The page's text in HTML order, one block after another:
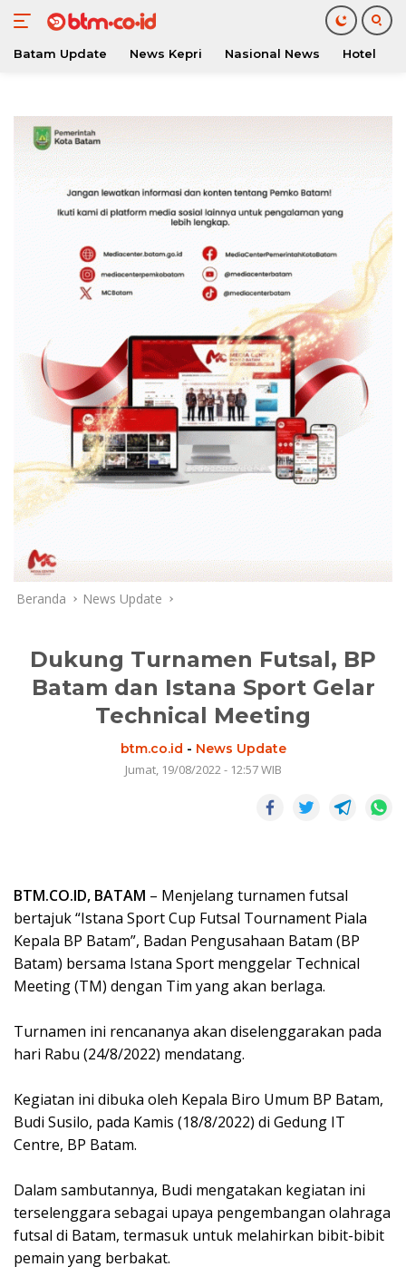
konten
Batam Update News Kepri Nasional News Hotel
Beranda News Update
Dukung Turnamen Futsal, BP
Batam dan Istana Sport Gelar
Technical Meeting
btm.co.id - News Update
Jumat, 19/08/2022 - 12:57 WIB
BTM.CO.ID, BATAM – Menjelang turnamen futsal
bertajuk “Istana Sport Cup Futsal Tournament Piala
Kepala BP Batam”, Badan Pengusahaan Batam (BP
Batam) bersama Istana Sport menggelar Technical
Meeting (TM) dengan Tim yang akan berlaga.
Turnamen ini rencananya akan diselenggarakan pada
hari Rabu (24/8/2022) mendatang.
Kegiatan ini dibuka oleh Kepala Biro Umum BP Batam,
Budi Susilo, pada Kamis (18/8/2022) di Gedung IT
Centre, BP Batam.
Dalam sambutannya, Budi mengatakan kegiatan ini
terselenggara sebagai upaya pengembangan olahraga
futsal di Batam, termasuk untuk melahirkan bibit-bibit
pemain yang berbakat.